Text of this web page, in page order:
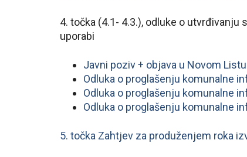
4. točka (4.1- 4.3.), odluke o
uporabi
Javni poziv + objava u Novom Listu
Odluka o proglašenju komunalne
Odluka o proglašenju komunalne
Odluka o proglašenju komunalne
5. točka Zahtjev za produženjem roka